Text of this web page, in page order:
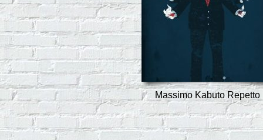
Massimo Kabuto Repetto